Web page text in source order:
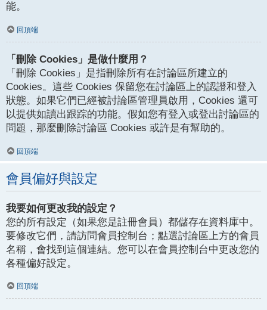
能。
回頂端
「刪除 Cookies」是做什麼用？
「刪除 Cookies」是指刪除所有在討論區所建立的
Cookies。這些 Cookies 保留您在討論區上的認證和登入
狀態。如果它們已經被討論區管理員啟用，Cookies 還可
以提供如讀出跟踪的功能。假如您有登入或登出討論區的
問題，那麼刪除討論區 Cookies 或許是有幫助的。
回頂端
會員偏好與設定
我要如何更改我的設定？
您的所有設定（如果您是註冊會員）都儲存在資料庫中。
要修改它們，請訪問會員控制台；點選討論區上方的會員
名稱，會找到這個連結。您可以在會員控制台中更改您的
各種偏好設定。
回頂端